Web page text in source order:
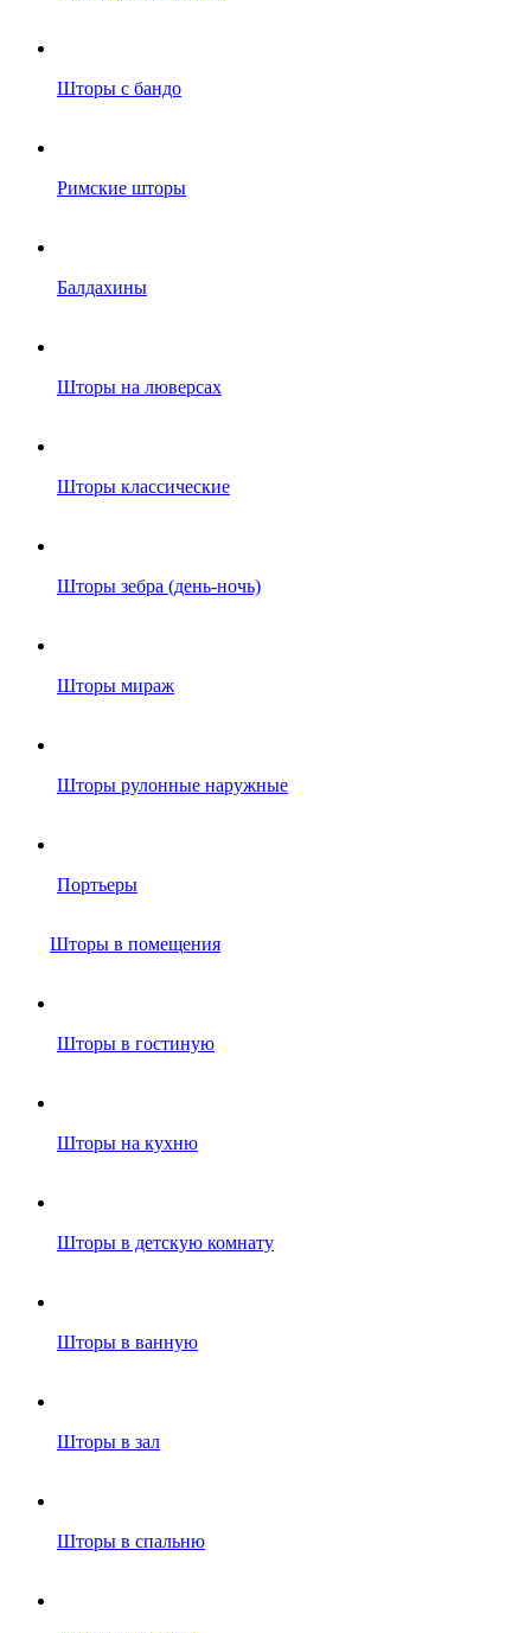
Шторы с бандо
Римские шторы
Балдахины
Шторы на люверсах
Шторы классические
Шторы зебра (день-ночь)
Шторы мираж
Шторы рулонные наружные
Портьеры
Шторы в помещения
Шторы в гостиную
Шторы на кухню
Шторы в детскую комнату
Шторы в ванную
Шторы в зал
Шторы в спальню